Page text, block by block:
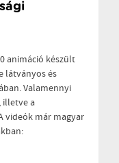
animáció készült
látványos és
Valamennyi
illetve a
videók már magyar